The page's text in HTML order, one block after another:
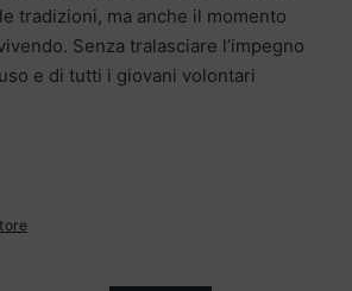
tradizioni, ma anche il momento
Senza tralasciare l’impegno
e di tutti i giovani volontari